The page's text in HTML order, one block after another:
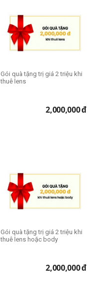
Gói quà tặng trị giá 2 triệu khi
thuê lens
2,000,000đ
Gói quà tặng trị giá 2 triệu khi
thuê lens hoặc body
2,000,000đ